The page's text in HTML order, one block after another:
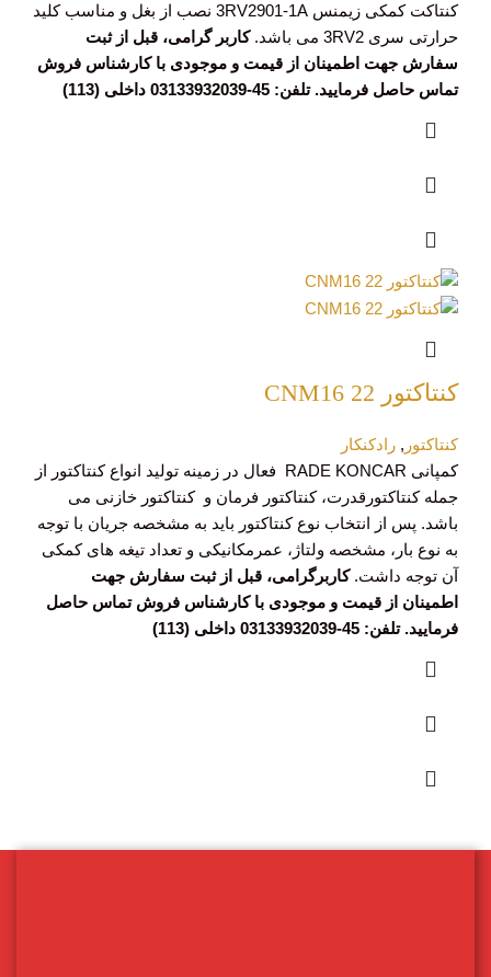
کنتاکت کمکی زیمنس 3RV2901-1A نصب از بغل و مناسب کلید
حرارتی سری 3RV2 می باشد.
کاربر گرامی، قبل از ثبت
سفارش جهت اطمینان از قیمت و موجودی با کارشناس فروش
تماس حاصل فرمایید. تلفن: 45-03133932039 داخلی (113)
کنتاکتور CNM16 22
کنتاکتور , رادکنکار
کمپانی RADE KONCAR فعال در زمینه تولید انواع کنتاکتور از
جمله کنتاکتورقدرت، کنتاکتور فرمان و کنتاکتور خازنی می
باشد. پس از انتخاب نوع کنتاکتور باید به مشخصه جریان با توجه
به نوع بار، مشخصه ولتاژ، عمرمکانیکی و تعداد تیغه های کمکی
آن توجه داشت.کاربرگرامی، قبل از ثبت سفارش جهت
اطمینان از قیمت و موجودی با کارشناس فروش تماس حاصل
فرمایید. تلفن: 45-03133932039 داخلی (113)